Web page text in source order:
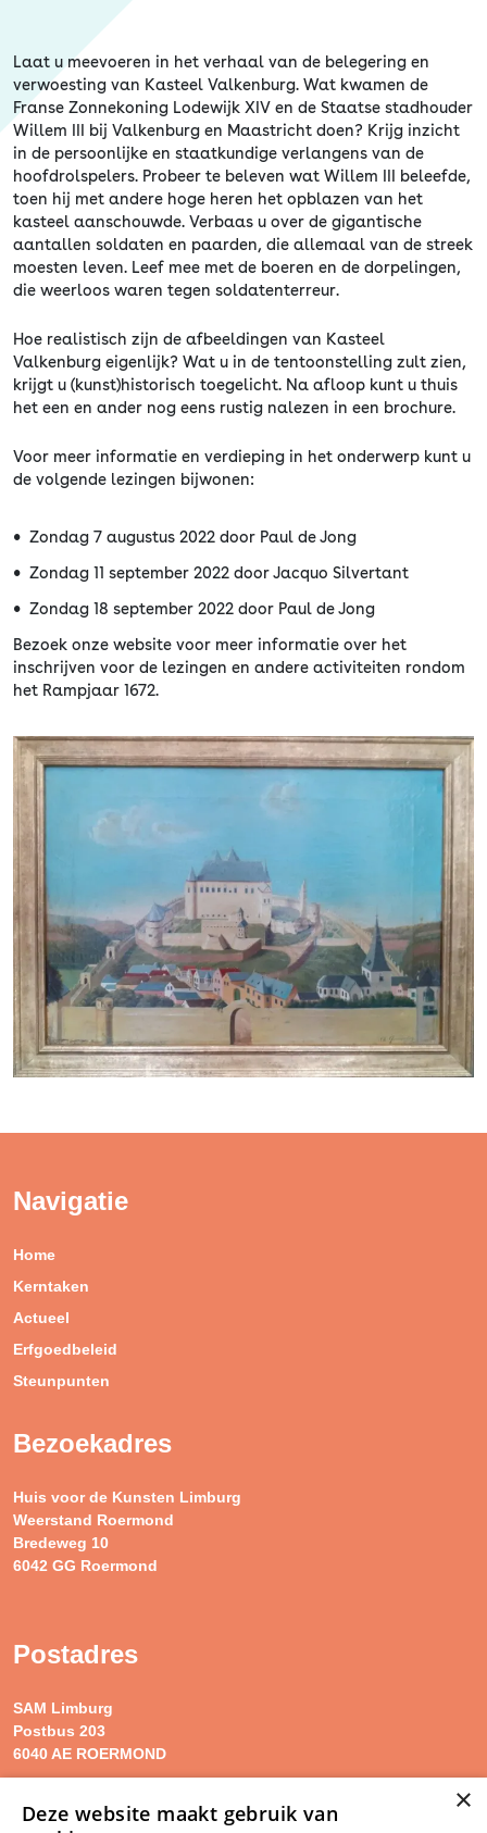
Laat u meevoeren in het verhaal van de belegering en
verwoesting van Kasteel Valkenburg. Wat kwamen de
Franse Zonnekoning Lodewijk XIV en de Staatse stadhouder
Willem III bij Valkenburg en Maastricht doen? Krijg inzicht
in de persoonlijke en staatkundige verlangens van de
hoofdrolspelers. Probeer te beleven wat Willem III beleefde,
toen hij met andere hoge heren het opblazen van het
kasteel aanschouwde. Verbaas u over de gigantische
aantallen soldaten en paarden, die allemaal van de streek
moesten leven. Leef mee met de boeren en de dorpelingen,
die weerloos waren tegen soldatenterreur.
Hoe realistisch zijn de afbeeldingen van Kasteel
Valkenburg eigenlijk? Wat u in de tentoonstelling zult zien,
krijgt u (kunst)historisch toegelicht. Na afloop kunt u thuis
het een en ander nog eens rustig nalezen in een brochure.
Voor meer informatie en verdieping in het onderwerp kunt u
de volgende lezingen bijwonen:
Zondag 7 augustus 2022 door Paul de Jong
Zondag 11 september 2022 door Jacquo Silvertant
Zondag 18 september 2022 door Paul de Jong
Bezoek onze website voor meer informatie over het
inschrijven voor de lezingen en andere activiteiten rondom
het Rampjaar 1672.
Navigatie
Home
Kerntaken
Actueel
Erfgoedbeleid
Steunpunten
Bezoekadres
Huis voor de Kunsten Limburg
Weerstand Roermond
Bredeweg 10
6042 GG Roermond
Postadres
SAM Limburg
Postbus 203
6040 AE ROERMOND
steunpunt@sam-limburg.nl
×
Deze website maakt gebruik van